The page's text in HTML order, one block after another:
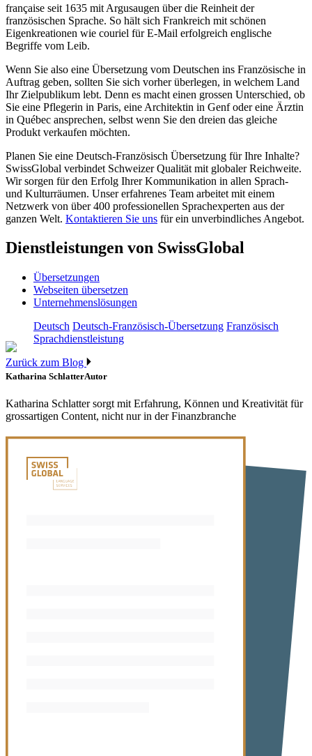
française seit 1635 mit Argusaugen über die Reinheit der
französischen Sprache. So hält sich Frankreich mit schönen
Eigenkreationen wie couriel für E-Mail erfolgreich englische
Begriffe vom Leib.
Wenn Sie also eine Übersetzung vom Deutschen ins Französische in
Auftrag geben, sollten Sie sich vorher überlegen, in welchem Land
Ihr Zielpublikum lebt. Denn es macht einen grossen Unterschied, ob
Sie eine Pflegerin in Paris, eine Architektin in Genf oder eine Ärztin
in Québec ansprechen, selbst wenn Sie den dreien das gleiche
Produkt verkaufen möchten.
Planen Sie eine Deutsch-Französisch Übersetzung für Ihre Inhalte?
SwissGlobal verbindet Schweizer Qualität mit globaler Reichweite.
Wir sorgen für den Erfolg Ihrer Kommunikation in allen Sprach-
und Kulturräumen. Unser erfahrenes Team arbeitet mit einem
Netzwerk von über 400 professionellen Sprachexperten aus der
ganzen Welt. Kontaktieren Sie uns für ein unverbindliches Angebot.
Dienstleistungen von SwissGlobal
Übersetzungen
Webseiten übersetzen
Unternehmenslösungen
Deutsch Deutsch-Französisch-Übersetzung Französisch
Sprachdienstleistung
Zurück zum Blog
Katharina SchlatterAutor
Katharina Schlatter sorgt mit Erfahrung, Können und Kreativität für
grossartigen Content, nicht nur in der Finanzbranche